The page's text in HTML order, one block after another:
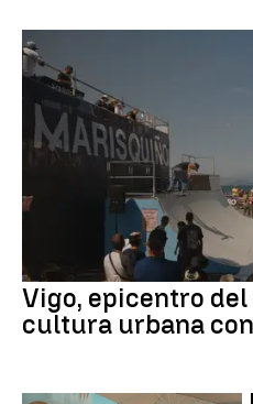
Vigo, epicentro
cultura urbana